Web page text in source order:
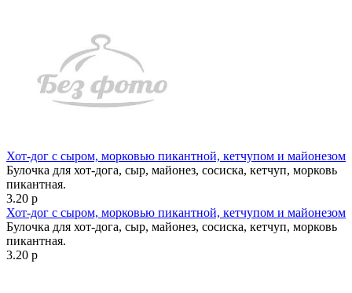
Хот-дог с сыром, морковью пикантной, кетчупом и майонезом
Булочка для хот-дога, сыр, майонез, сосиска, кетчуп, морковь
пикантная.
3.20 р
Хот-дог с сыром, морковью пикантной, кетчупом и майонезом
Булочка для хот-дога, сыр, майонез, сосиска, кетчуп, морковь
пикантная.
3.20 р